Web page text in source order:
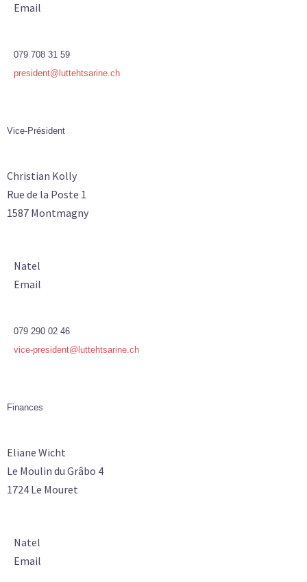
Email
079 708 31 59
president@luttehtsarine.ch
Vice-Président
Christian Kolly
Rue de la Poste 1
1587 Montmagny
Natel
Email
079 290 02 46
vice-president@luttehtsarine.ch
Finances
Eliane Wicht
Le Moulin du Grâbo 4
1724 Le Mouret
Natel
Email